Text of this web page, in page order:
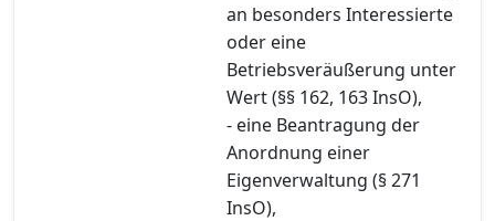
an besonders Interessierte
oder eine
Betriebsveräußerung unter
Wert (§§ 162, 163 InsO),
- eine Beantragung der
Anordnung einer
Eigenverwaltung (§ 271
InsO),